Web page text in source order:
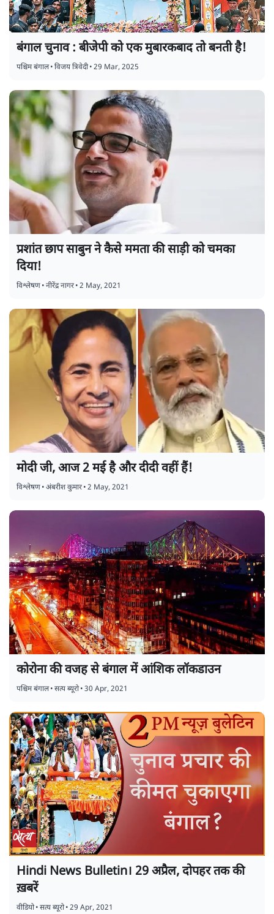
बंगाल चुनाव : बीजेपी को एक मुबारकबाद तो बनती है!
पश्चिम बंगाल•विजय त्रिवेदी•29 Mar, 2025
प्रशांत छाप साबुन ने कैसे ममता की साड़ी को चमका
दिया!
विश्लेषण•नीरेंद्र नागर•2 May, 2021
मोदी जी, आज 2 मई है और दीदी वहीं हैं!
विश्लेषण•अंबरीश कुमार•2 May, 2021
कोरोना की वजह से बंगाल में आंशिक लॉकडाउन
पश्चिम बंगाल•सत्य ब्यूरो•30 Apr, 2021
Hindi News Bulletin। 29 अप्रैल, दोपहर तक की
ख़बरें
वीडियो•सत्य ब्यूरो•29 Apr, 2021